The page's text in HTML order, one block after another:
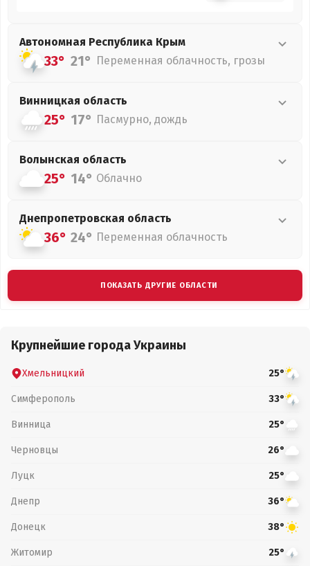
Автономная Республика Крым
33° 21° Переменная облачность, грозы
Винницкая область
25° 17° Пасмурно, дождь
Волынская область
25° 14° Облачно
Днепропетровская область
36° 24° Переменная облачность
ПОКАЗАТЬ ДРУГИЕ ОБЛАСТИ
Крупнейшие города Украины
Хмельницкий 25°
Симферополь 33°
Винница 25°
Черновцы 26°
Луцк 25°
Днепр 36°
Донецк 38°
Житомир 25°